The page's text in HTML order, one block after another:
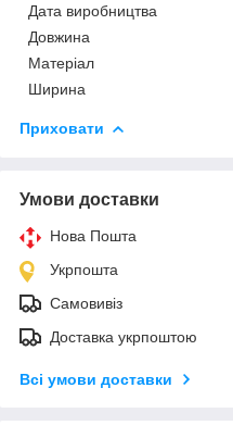
Дата виробництва
Довжина
Матеріал
Ширина
Приховати
Умови доставки
Нова Пошта
Укрпошта
Самовивіз
Доставка укрпоштою
Всі умови доставки